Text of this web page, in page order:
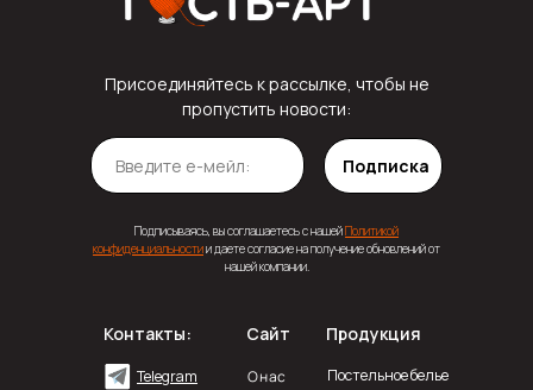
Присоединяйтесь к рассылке, чтобы не
пропустить новости:
Подписка
Подписываясь, вы соглашаетесь с нашейПолитикой
конфиденциальностии даете согласие на получение обновлений от
нашей компании.
Продукция
Постельное белье
Сайт
Контакты:
Telegram О нас